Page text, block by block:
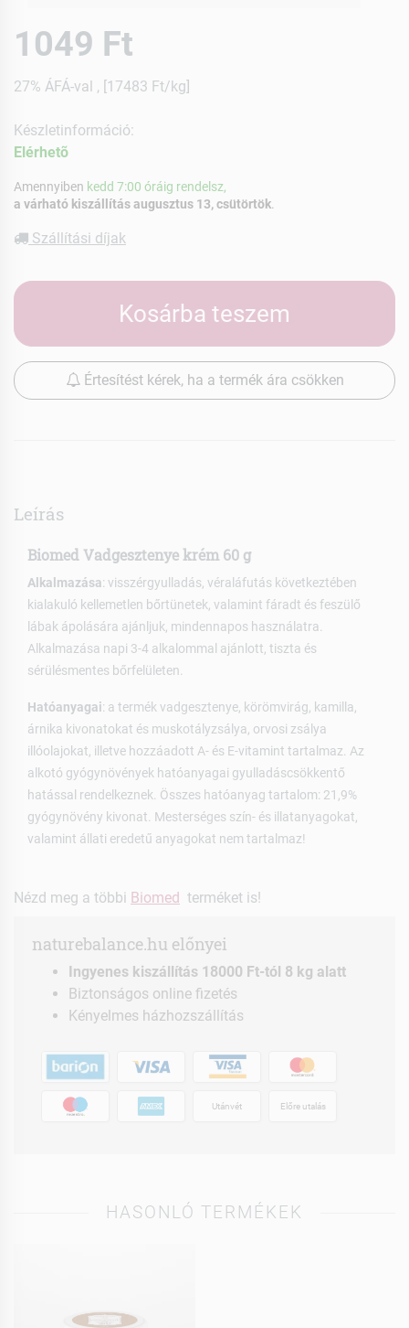
1049 Ft
27% ÁFÁ-val , [17483 Ft/kg]
Készletinformáció:
Elérhetõ
Amennyiben kedd 7:00 óráig rendelsz,
a várható kiszállítás augusztus 13, csütörtök
Szállítási díjak
Kosárba teszem
Értesítést kérek, ha a termék ára csökken
Leírás
Biomed Vadgesztenye krém 60 g
Alkalmazása: visszérgyulladás, véraláfutás következtében
kialakuló kellemetlen bőrtünetek, valamint fáradt és feszülő
lábak ápolására ajánljuk, mindennapos használatra.
Alkalmazása napi 3-4 alkalommal ajánlott, tiszta és
sérülésmentes bőrfelületen.
Hatóanyagai: a termék vadgesztenye, körömvirág, kamilla,
árnika kivonatokat és muskotályzsálya, orvosi zsálya
illóolajokat, illetve hozzáadott A- és E-vitamint tartalmaz. Az
alkotó gyógynövények hatóanyagai gyulladáscsökkentő
hatással rendelkeznek. Összes hatóanyag tartalom: 21,9%
gyógynövény kivonat. Mesterséges szín- és illatanyagokat,
valamint állati eredetű anyagokat nem tartalmaz!
Nézd meg a többi Biomed terméket is!
naturebalance.hu előnyei
Ingyenes kiszállítás 18000 Ft-tól 8 kg alatt
Biztonságos online fizetés
Kényelmes házhozszállítás
Utánvét Előre utalás
HASONLÓ TERMÉKEK